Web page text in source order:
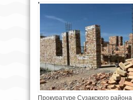
Прокуратуре Сузакского